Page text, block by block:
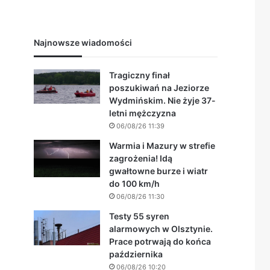
Najnowsze wiadomości
Tragiczny finał
poszukiwań na Jeziorze
Wydmińskim. Nie żyje 37-
letni mężczyzna
06/08/26 11:39
Warmia i Mazury w strefie
zagrożenia! Idą
gwałtowne burze i wiatr
do 100 km/h
06/08/26 11:30
Testy 55 syren
alarmowych w Olsztynie.
Prace potrwają do końca
października
06/08/26 10:20